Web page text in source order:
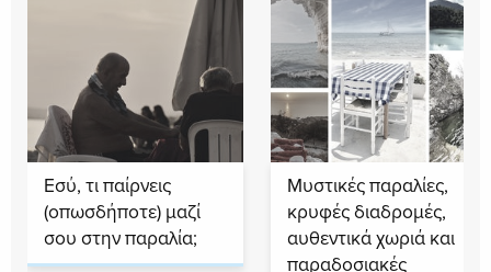
Εσύ, τι παίρνεις
(οπωσδήποτε) μαζί
σου στην παραλία;
Μυστικές παραλίες,
κρυφές διαδρομές,
αυθεντικά χωριά και
παραδοσιακές